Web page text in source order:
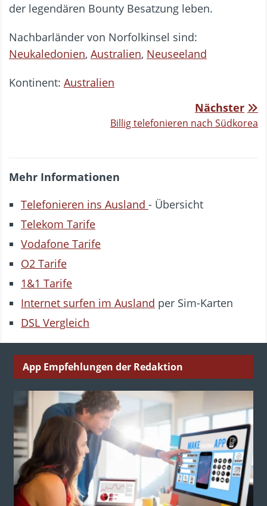
der legendären Bounty Besatzung leben.
Nachbarländer von Norfolkinsel sind:
Neukaledonien, Australien, Neuseeland
Kontinent: Australien
Nächster
Billig telefonieren nach Südkorea
Mehr Informationen
Telefonieren ins Ausland - Übersicht
Telekom Tarife
Vodafone Tarife
O2 Tarife
1&1 Tarife
Internet surfen im Ausland per Sim-Karten
DSL Vergleich
App Empfehlungen der Redaktion